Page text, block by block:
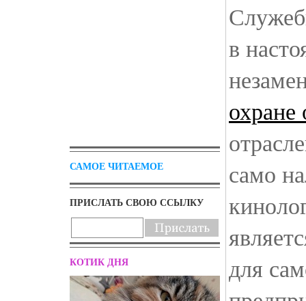
САМОЕ ЧИТАЕМОЕ
ПРИСЛАТЬ СВОЮ ССЫЛКУ
КОТИК ДНЯ
в
охране
само
для